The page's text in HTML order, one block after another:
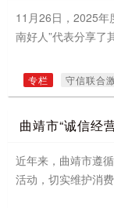
11月26日，2025年
南好人”代表分享了
专栏 守信联合
曲靖市“诚信经
近年来，曲靖市遵
活动，切实维护消